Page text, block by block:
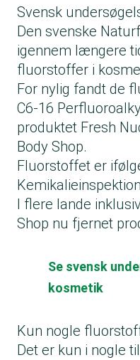
Svensk
Den svenske
igennem længere
fluorstoffer i
For nylig fandt de
C6-16
produktet Fresh
Body Shop.
Fluorstoffet er
I flere lande
Shop nu fjernet
Se svensk
kosmetik
Kun nogle
Det er kun i nogle